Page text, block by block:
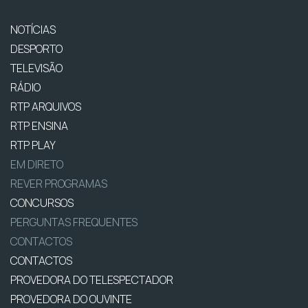
NOTÍCIAS
DESPORTO
TELEVISÃO
RÁDIO
RTP ARQUIVOS
RTP ENSINA
RTP PLAY
EM DIRETO
REVER PROGRAMAS
CONCURSOS
PERGUNTAS FREQUENTES
CONTACTOS
CONTACTOS
PROVEDORA DO TELESPECTADOR
PROVEDORA DO OUVINTE